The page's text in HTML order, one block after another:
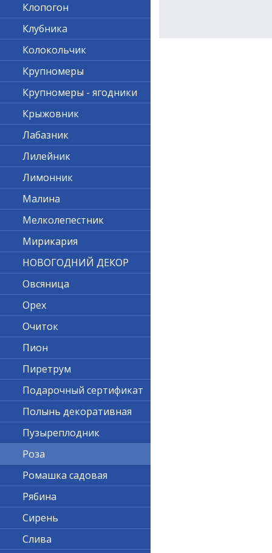
Клопогон
Клубника
Колокольчик
Крупномеры
Крупномеры - ягодники
Крыжовник
Лабазник
Лилейник
Лимонник
Малина
Мелколепестник
Мирикария
НОВОГОДНИЙ ДЕКОР
Овсяница
Орех
Очиток
Пион
Пиретрум
Подарочный сертификат
Полынь декоративная
Пузыреплодник
Роза
Ромашка садовая
Рябина
Сирень
Слива